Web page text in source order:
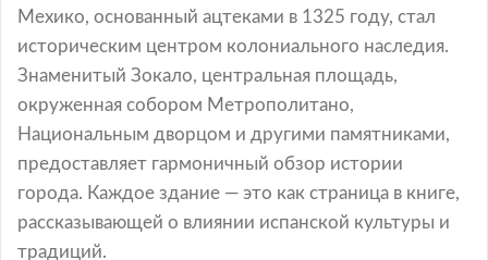
Мехико, основанный ацтеками в 1325 году, стал
историческим центром колониального наследия.
Знаменитый Зокало, центральная площадь,
окруженная собором Метрополитано,
Национальным дворцом и другими памятниками,
предоставляет гармоничный обзор истории
города. Каждое здание — это как страница в книге,
рассказывающей о влиянии испанской культуры и
традиций.